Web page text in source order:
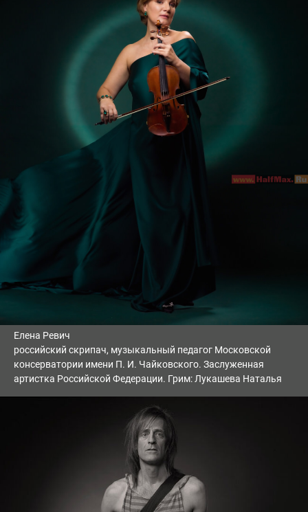
Елена Ревич
российский скрипач, музыкальный педагог Московской
консерватории имени П. И. Чайковского. Заслуженная
артистка Российской Федерации. Грим: Лукашева Наталья